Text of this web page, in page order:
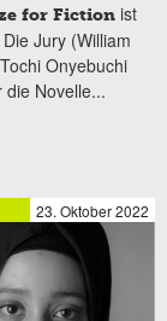
for Fiction ist
Jury (William
Onyebuchi
die Novelle...
23. Oktober 2022